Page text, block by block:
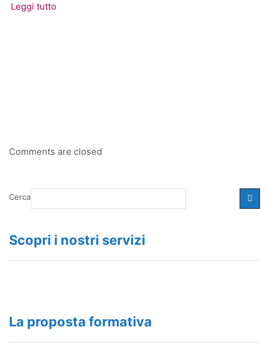
Leggi tutto
Comments are closed
Cerca
Scopri i nostri servizi
La proposta formativa